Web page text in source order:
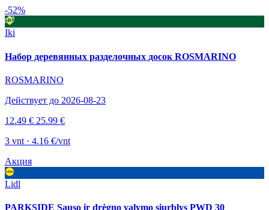
-52%
Iki
Набор деревянных разделочных досок ROSMARINO
ROSMARINO
Действует до 2026-08-23
12.49 € 25.99 €
3 vnt · 4.16 €/vnt
Акция
Lidl
PARKSIDE Sauso ir drėgno valymo siurblys PWD 30